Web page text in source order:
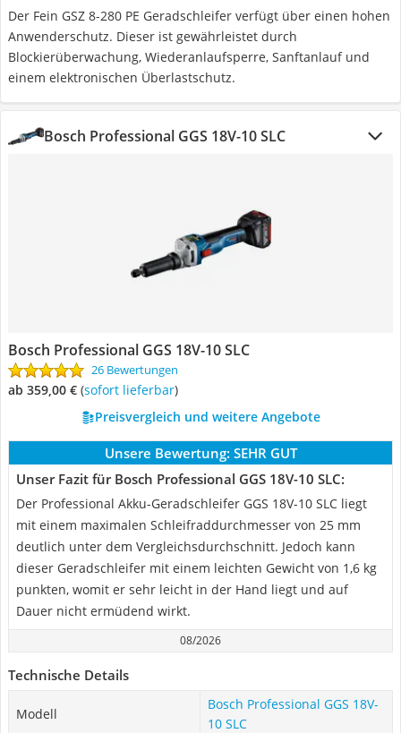
Der Fein GSZ 8-280 PE Geradschleifer verfügt über einen hohen
Anwenderschutz. Dieser ist gewährleistet durch
Blockierüberwachung, Wiederanlaufsperre, Sanftanlauf und
einem elektronischen Überlastschutz.
Bosch Professional GGS 18V-10 SLC
Bosch Professional GGS 18V-10 SLC
26 Bewertungen
ab 359,00 € ( Sofort lieferbar)
Preisvergleich und weitere Angebote
Unsere Bewertung: SEHR GUT
Unser Fazit für Bosch Professional GGS 18V-10 SLC:
Der Professional Akku-Geradschleifer GGS 18V-10 SLC liegt
mit einem maximalen Schleifraddurchmesser von 25 mm
deutlich unter dem Vergleichsdurchschnitt. Jedoch kann
dieser Geradschleifer mit einem leichten Gewicht von 1,6 kg
punkten, womit er sehr leicht in der Hand liegt und auf
Dauer nicht ermüdend wirkt.
08/2026
Technische Details
Modell
Bosch Professional GGS 18V-
10 SLC